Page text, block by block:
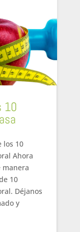
10
los 10
Ahora
manera
10
Déjanos
y